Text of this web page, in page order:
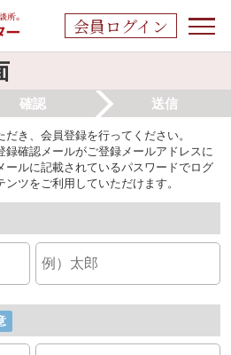
会員ログイン
確認 送信
き、会員登録を行ってください。
録確認メールがご登録メールアドレスに
ールに記載されているパスワードでログ
ツをご利用していただけます。